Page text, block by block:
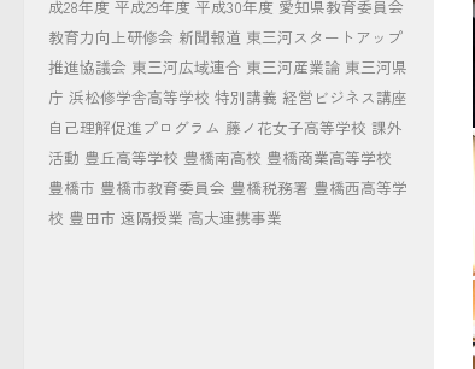
成28年度 平成29年度 平成30年度 愛知県教育委員会
教育力向上研修会 新聞報道 東三河スタートアップ
推進協議会 東三河広域連合 東三河産業論 東三河県
庁 浜松修学舎高等学校 特別講義 経営ビジネス講座
自己理解促進プログラム 藤ノ花女子高等学校 課外
活動 豊丘高等学校 豊橋南高校 豊橋商業高等学校
豊橋市 豊橋市教育委員会 豊橋税務署 豊橋西高等学
校 豊田市 遠隔授業 高大連携事業